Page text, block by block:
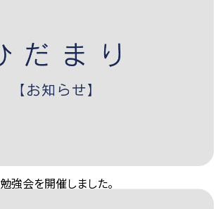
強会を開催しました。